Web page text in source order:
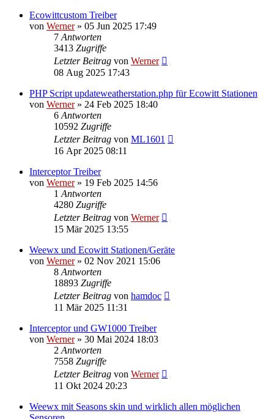
Ecowittcustom Treiber
von Werner» 05 Jun 2025 17:49
7 Antworten
3413 Zugriffe
Letzter Beitrag von Werner
08 Aug 2025 17:43
PHP Script updateweatherstation.php für Ecowitt Stationen
von Werner» 24 Feb 2025 18:40
6 Antworten
10592 Zugriffe
Letzter Beitrag von ML1601
16 Apr 2025 08:11
Interceptor Treiber
von Werner» 19 Feb 2025 14:56
1 Antworten
4280 Zugriffe
Letzter Beitrag von Werner
15 Mär 2025 13:55
Weewx und Ecowitt Stationen/Geräte
von Werner» 02 Nov 2021 15:06
8 Antworten
18893 Zugriffe
Letzter Beitrag von hamdoc
11 Mär 2025 11:31
Interceptor und GW1000 Treiber
von Werner» 30 Mai 2024 18:03
2 Antworten
7558 Zugriffe
Letzter Beitrag von Werner
11 Okt 2024 20:23
Weewx mit Seasons skin und wirklich allen möglichen